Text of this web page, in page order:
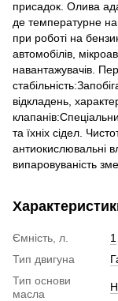
присадок. Олива
де температурне
при роботі на
автомобілів,
навантажувачів.
відкладень,
та їхніх сідел.
антиокислювальні
випаровуваність
Ємність, л.
1
Тип двигуна
Тип основи
масла